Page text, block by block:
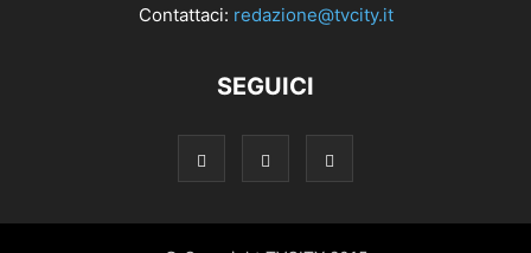
Contattaci: redazione@tvcity.it
SEGUICI